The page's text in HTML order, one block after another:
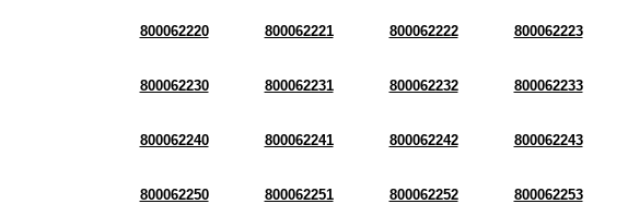
800062220 800062221 800062222 800062223
800062230 800062231 800062232 800062233
800062240 800062241 800062242 800062243
800062250 800062251 800062252 800062253